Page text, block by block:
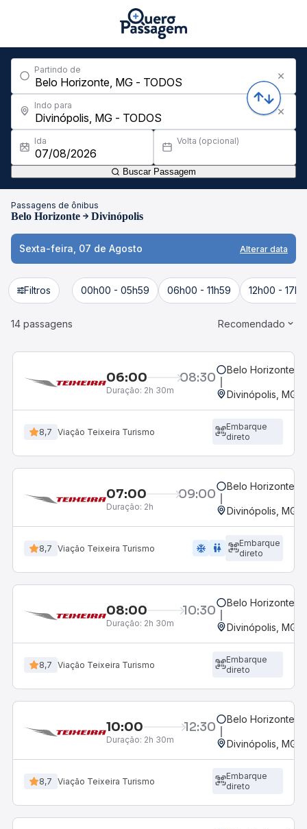
Partindo de
Indo para
Ida Volta (opcional)
Buscar Passagem
Passagens de ônibus
Belo Horizonte Divinópolis
Sexta-feira, 07 de Agosto Alterar data
Filtros 00h00 - 05h59 06h00 - 11h59 12h00 -
14 passagens Recomendado
06:00 08:30
Duração: 2h 30m
Belo Horizonte,
Divinópolis, MG -
8,7 Viação Teixeira Turismo
Embarque
direto
07:00 09:00
Duração: 2h
Belo Horizonte,
Divinópolis, MG -
8,7 Viação Teixeira Turismo ac_unit wc
Embarque
direto
08:00 10:30
Duração: 2h 30m
Belo Horizonte,
Divinópolis, MG -
8,7 Viação Teixeira Turismo
Embarque
direto
10:00 12:30
Duração: 2h 30m
Belo Horizonte,
Divinópolis, MG -
8,7 Viação Teixeira Turismo
Embarque
direto